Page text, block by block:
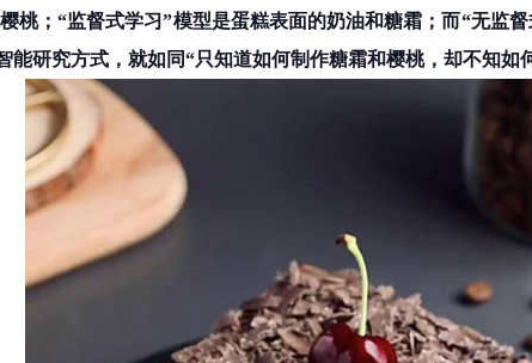
桃；“监督式学习”模型是蛋糕表面的奶油和糖霜；而“无监
能研究方式，就如同“只知道如何制作糖霜和樱桃，却不知如